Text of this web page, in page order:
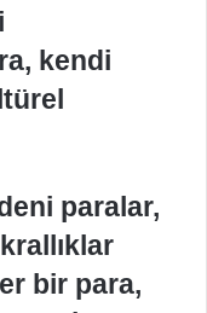
kendi
paralar,
bir para,